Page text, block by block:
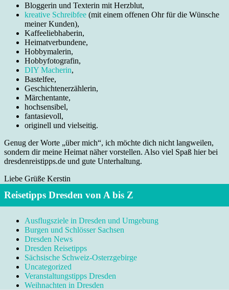
Bloggerin und Texterin mit Herzblut,
kreative Schreibfee (mit einem offenen Ohr für die Wünsche
meiner Kunden),
Kaffeeliebhaberin,
Heimatverbundene,
Hobbymalerin,
Hobbyfotografin,
DIY Macherin,
Bastelfee,
Geschichtenerzählerin,
Märchentante,
hochsensibel,
fantasievoll,
originell und vielseitig.
Genug der Worte „über mich“, ich möchte dich nicht langweilen,
sondern dir meine Heimat näher vorstellen. Also viel Spaß hier bei
dresdenreistipps.de und gute Unterhaltung.
Liebe Grüße Kerstin
Reisetipps Dresden von A bis Z
Ausflugsziele in Dresden und Umgebung
Burgen und Schlösser Sachsen
Dresden News
Dresden Reisetipps
Sächsische Schweiz-Osterzgebirge
Uncategorized
Veranstaltungstipps Dresden
Weihnachten in Dresden